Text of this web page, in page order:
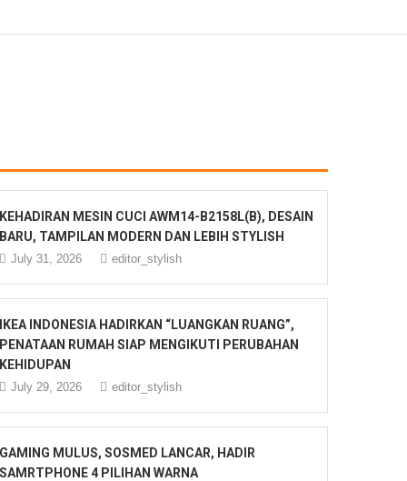
KEHADIRAN MESIN CUCI AWM14-B2158L(B), DESAIN
BARU, TAMPILAN MODERN DAN LEBIH STYLISH
July 31, 2026 editor_stylish
IKEA INDONESIA HADIRKAN “LUANGKAN RUANG”,
PENATAAN RUMAH SIAP MENGIKUTI PERUBAHAN
KEHIDUPAN
July 29, 2026 editor_stylish
GAMING MULUS, SOSMED LANCAR, HADIR
SAMRTPHONE 4 PILIHAN WARNA